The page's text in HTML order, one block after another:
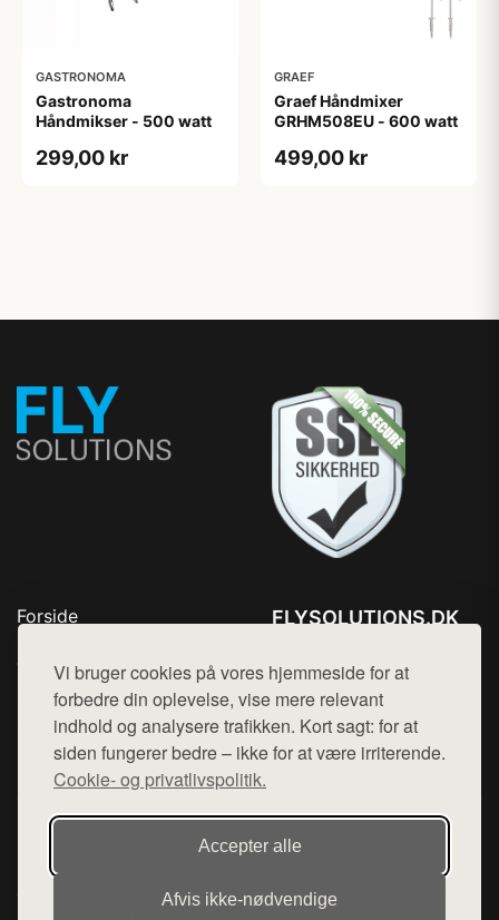
Vi bruger cookies på vores hjemmeside for at
forbedre din oplevelse, vise mere relevant
indhold og analysere trafikken. Kort sagt: for at
siden fungerer bedre – ikke for at være irriterende.
Cookie- og privatlivspolitik.
Accepter alle
Afvis ikke‑nødvendige
GASTRONOMA
Gastronoma
Håndmikser - 500 watt
299,00 kr
GRAEF
Graef Håndmixer
GRHM508EU - 600 watt
499,00 kr
Forside
Top Rabatter
Blog
Kontakt
FLYSOLUTIONS.DK
Mail: hej@want.dk
Cookie- og privatlivspolitik
Denne side er en del af want.dk, der udgiver en række
hjemmesider med præsentation af forskellige produkter fra
diverse webshops. Der sælges ikke varer fra denne side - vi